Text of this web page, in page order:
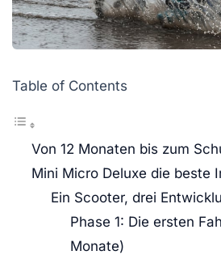
Table of Contents
Von 12 Monaten bis zum
Mini Micro Deluxe die beste
Ein Scooter, drei
Phase 1: Die ersten
Monate)